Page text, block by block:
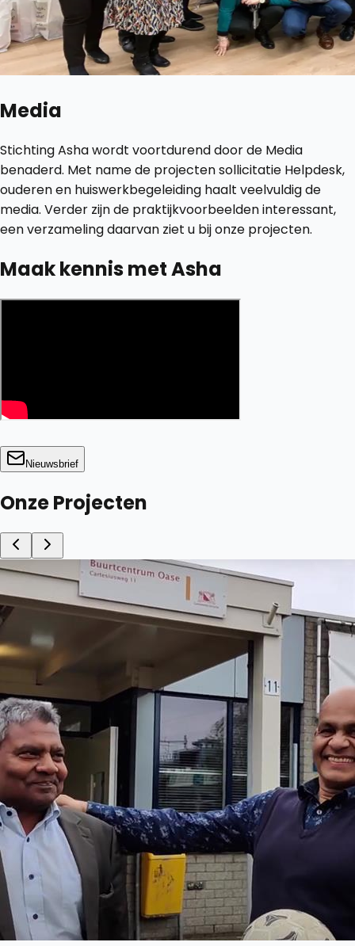
Media
Stichting Asha wordt voortdurend door de Media
benaderd. Met name de projecten sollicitatie Helpdesk,
ouderen en huiswerkbegeleiding haalt veelvuldig de
media. Verder zijn de praktijkvoorbeelden interessant,
een verzameling daarvan ziet u bij onze projecten.
Maak kennis met Asha
Nieuwsbrief
Onze Projecten